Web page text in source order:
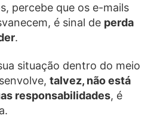
percebe que os e-mails
é sinal de perda
.
situação dentro do meio
talvez, não está
responsabilidades, é